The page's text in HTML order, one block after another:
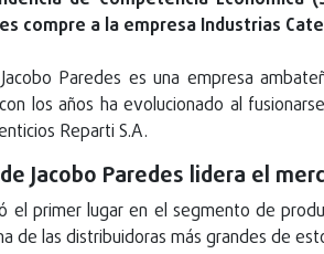
compre a la empresa Industrias
Paredes es una empresa
los años ha evolucionado al
Reparti S.A.
Jacobo Paredes lidera el
el primer lugar en el segmento de
de las distribuidoras más grandes de